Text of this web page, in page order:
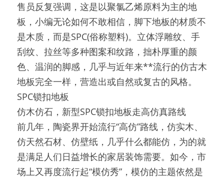
售员反复强调，这是以聚氯乙烯原料为主的地
板，小编无论如何不敢相信，脚下地板的材质不
是木质，而是SPC(俗称塑料)。立体浮雕纹、手
刮纹、拉丝等多种图案和纹路，拙朴厚重的颜
色、温润的脚感，几乎与近年来**流行的仿古木
地板完全一样，营造出或自然或复古的风格。
SPC锁扣地板
仿木仿石，新型SPC锁扣地板走高仿真路线
前几年，陶瓷界开始流行“高仿”路线，仿实木、
仿天然石材、仿壁纸，几乎什么都能仿，为的就
是满足人们日益增长的家居装饰需要。如今，市
场上又再度流行起“模仿秀”，模仿的主题依然是